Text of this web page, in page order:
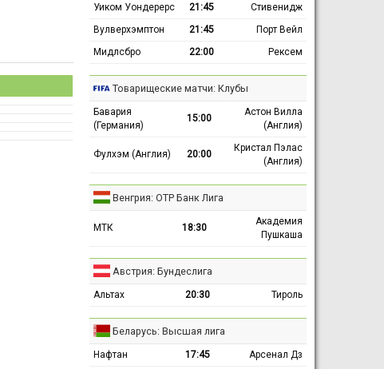
Уиком Уондерерс 21:45
Стивенидж
Вулверхэмптон
21:45
Порт Вейл
Мидлсбро
22:00 Рексем
Товарищеские матчи: Клубы
Бавария
(Германия)
15:00
Астон Вилла
(Англия)
Фулхэм (Англия) 20:00
Кристал Пэлас
(Англия)
Венгрия: ОТР Банк Лига
МТК 18:30
Академия
Пушкаша
Австрия: Бундеслига
Альтах 20:30 Тироль
Беларусь: Высшая лига
Нафтан 17:45
Арсенал Дз